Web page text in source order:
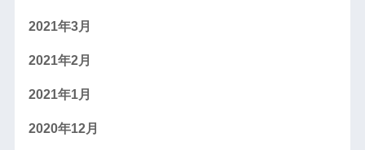
2021年3月
2021年2月
2021年1月
2020年12月